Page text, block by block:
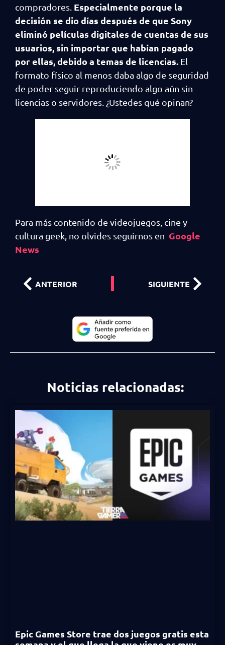
compradores. Especialmente porque la
decisión se dio días después de que Sony
eliminó películas digitales de cuentas de sus
usuarios, sin importar que habían pagado
por ellas, debido a temas de licencias. El
formato físico al menos daba algo de seguridad
de poder seguir reproduciendo algo aún sin
licencias o servidores. ¿Ustedes qué opinan?
Para más contenido de videojuegos, cine y
cultura geek, no olvides seguirnos en Google
News
ANTERIOR SIGUIENTE
Noticias relacionadas:
Epic Games Store trae dos juegos gratis esta